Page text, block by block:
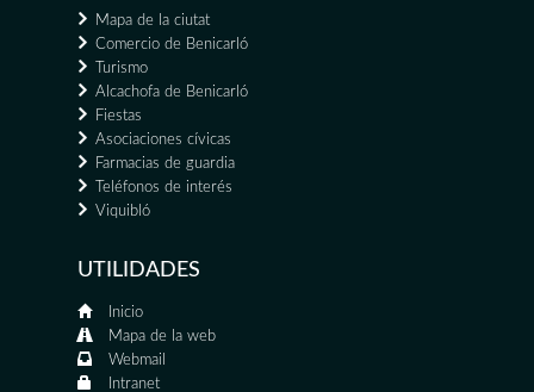
Mapa de la ciutat
Comercio de Benicarló
Turismo
Alcachofa de Benicarló
Fiestas
Asociaciones cívicas
Farmacias de guardia
Teléfonos de interés
Viquibló
UTILIDADES
Inicio
Mapa de la web
Webmail
Intranet